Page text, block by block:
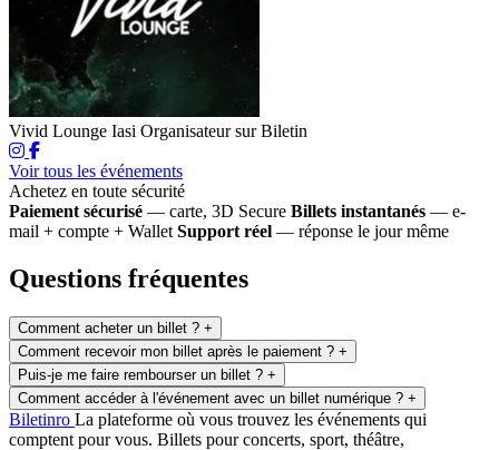
Vivid Lounge Iasi Organisateur sur Biletin
Voir tous les événements
Achetez en toute sécurité
Paiement sécurisé — carte, 3D Secure Billets instantanés — e-
mail + compte + Wallet Support réel — réponse le jour même
Questions fréquentes
Comment acheter un billet ? +
Comment recevoir mon billet après le paiement ? +
Puis-je me faire rembourser un billet ? +
Comment accéder à l'événement avec un billet numérique ? +
Biletinro La plateforme où vous trouvez les événements qui
comptent pour vous. Billets pour concerts, sport, théâtre,